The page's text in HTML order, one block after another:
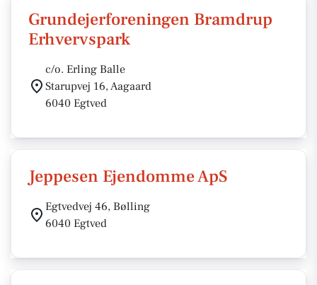
Grundejerforeningen Bramdrup
Erhvervspark
c/o. Erling Balle
Starupvej 16, Aagaard
6040 Egtved
Jeppesen Ejendomme ApS
Egtvedvej 46, Bølling
6040 Egtved